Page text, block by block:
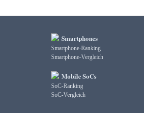
Smartphones
Smartphone-Ranking
Smartphone-Vergleich
Mobile SoCs
SoC-Ranking
SoC-Vergleich